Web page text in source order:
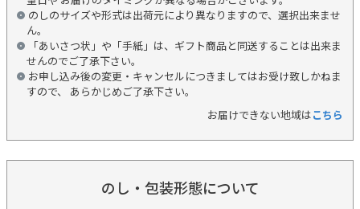
のしのサイズや形式は出荷元により異なりますので、選択出来ませ
ん。
「あいさつ状」や「手紙」は、ギフト商品と同送することは出来ま
せんのでご了承下さい。
お申し込み後の変更・キャンセルにつきましてはお受け致しかねま
すので、 あらかじめご了承下さい。
お届けできない地域はこちら
のし・包装形態について